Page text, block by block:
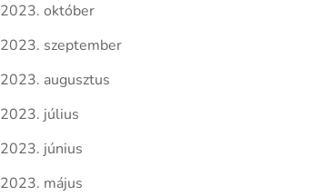
2023. október
2023. szeptember
2023. augusztus
2023. július
2023. június
2023. május